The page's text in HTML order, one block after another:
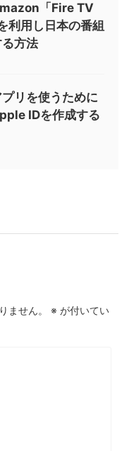
「Fire TV
利用し日本の番組
方法
リを使うために
IDを作成する
ません。 ※ が付いてい